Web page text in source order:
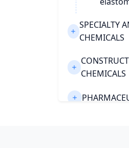
SPECIALTY
CHEMICALS
CHEMICALS